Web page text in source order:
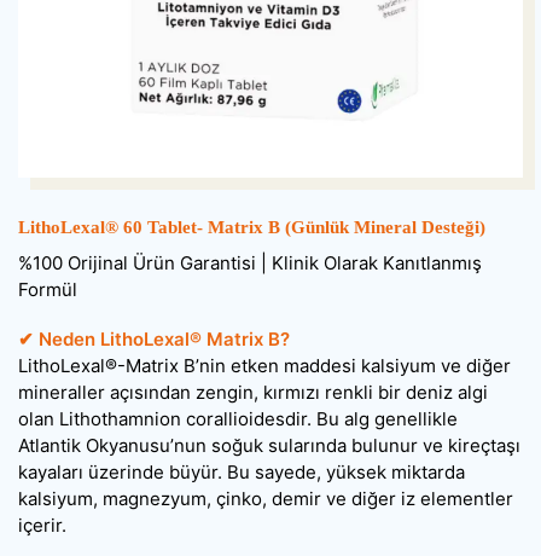
LithoLexal® 60 Tablet- Matrix B (Günlük Mineral Desteği)
%100 Orijinal Ürün Garantisi | Klinik Olarak Kanıtlanmış
Formül
✔ Neden LithoLexal® Matrix B?
LithoLexal®-Matrix B’nin etken maddesi kalsiyum ve diğer
mineraller açısından zengin, kırmızı renkli bir deniz algi
olan Lithothamnion corallioidesdir. Bu alg genellikle
Atlantik Okyanusu’nun soğuk sularında bulunur ve kireçtaşı
kayaları üzerinde büyür. Bu sayede, yüksek miktarda
kalsiyum, magnezyum, çinko, demir ve diğer iz elementler
içerir.